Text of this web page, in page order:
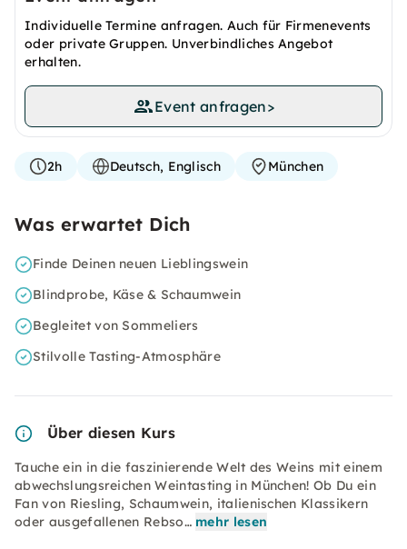
Individuelle Termine anfragen. Auch für Firmenevents
oder private Gruppen. Unverbindliches Angebot
erhalten.
Event anfragen>
2h Deutsch, Englisch München
Was erwartet Dich
Finde Deinen neuen Lieblingswein
Blindprobe, Käse & Schaumwein
Begleitet von Sommeliers
Stilvolle Tasting-Atmosphäre
Über diesen Kurs
Tauche ein in die faszinierende Welt des Weins mit einem
abwechslungsreichen Weintasting in München! Ob Du ein
Fan von Riesling, Schaumwein, italienischen Klassikern
oder ausgefallenen Rebso… mehr lesen